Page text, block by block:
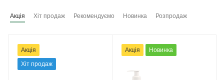
Акція Хіт продаж Рекомендуємо Новинка Розпродаж
Акція
Хіт продаж
Акція Новинка